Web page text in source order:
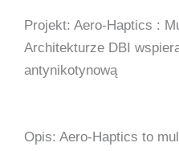
Projekt: Aero-Haptics :
Architekturze DBI
antynikotynową
Opis: Aero-Haptics to